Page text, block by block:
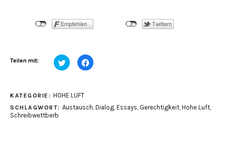
Teilen mit: Klick,
um
(Wird
neuem
Klick,
um
in
neuem
KATEGORIE: HOHE LUFT
SCHLAGWORT: Austausch Dialog Essays Gerechtigkeit Hohe Luft
Schreibwettberb